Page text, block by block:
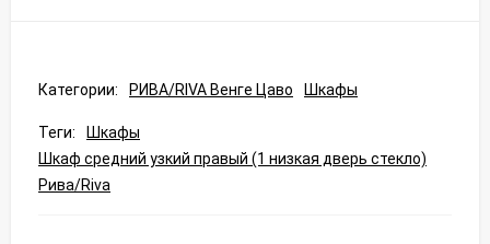
Категории: РИВА/RIVA Венге Цаво Шкафы
Теги:
Шкафы
Шкаф средний узкий правый (1 низкая дверь стекло)
Рива/Riva